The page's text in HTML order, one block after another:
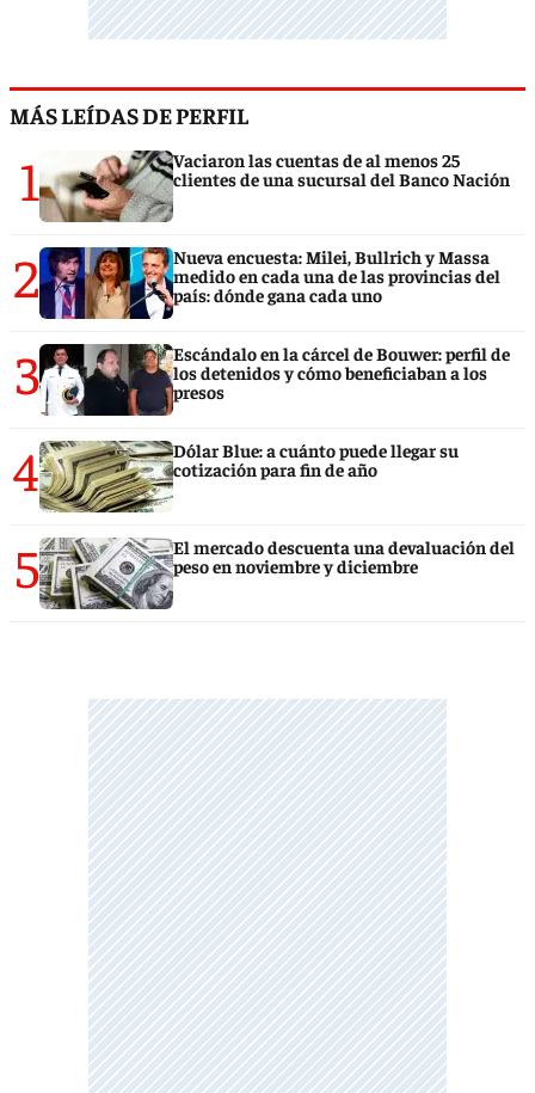
MÁS LEÍDAS DE PERFIL
1
Vaciaron las cuentas de al menos 25
clientes de una sucursal del Banco Nación
2
Nueva encuesta: Milei, Bullrich y Massa
medido en cada una de las provincias del
país: dónde gana cada uno
3
Escándalo en la cárcel de Bouwer: perfil de
los detenidos y cómo beneficiaban a los
presos
4
Dólar Blue: a cuánto puede llegar su
cotización para fin de año
5
El mercado descuenta una devaluación del
peso en noviembre y diciembre